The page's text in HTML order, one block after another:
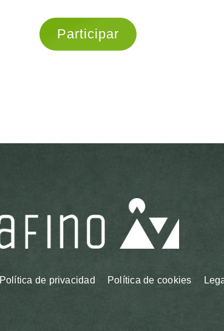
Participar
Política de privacidad Política de cookies